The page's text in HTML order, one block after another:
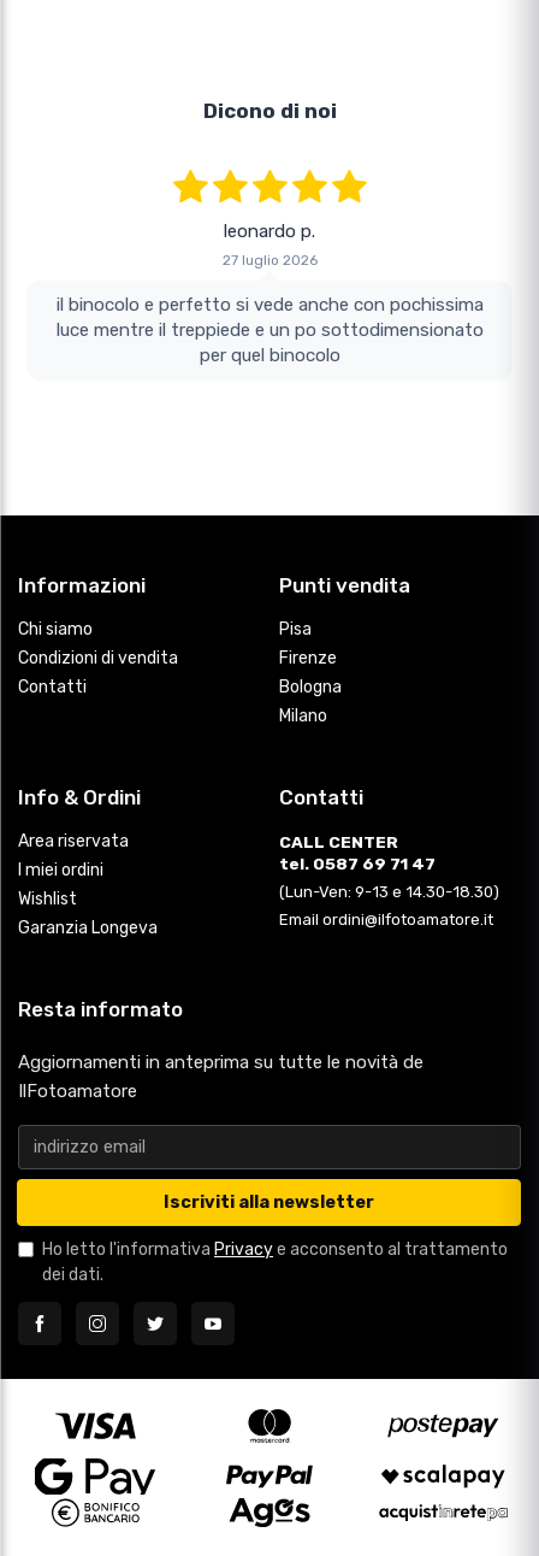
Dicono di noi
leonardo p.
27 luglio 2026
il binocolo e perfetto si vede anche con pochissima
luce mentre il treppiede e un po sottodimensionato
per quel binocolo
Informazioni
Chi siamo
Condizioni di vendita
Contatti
Punti vendita
Pisa
Firenze
Bologna
Milano
Info & Ordini
Area riservata
I miei ordini
Wishlist
Garanzia Longeva
Contatti
CALL CENTER
tel. 0587 69 71 47
(Lun-Ven: 9-13 e 14.30-18.30)
Email ordini@ilfotoamatore.it
Resta informato
Aggiornamenti in anteprima su tutte le novità de
IlFotoamatore
Iscriviti alla newsletter
Ho letto l'informativa Privacye acconsento al trattamento
dei dati.